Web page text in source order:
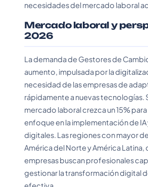
necesidades del mercado laboral
Mercado laboral y
2026
La demanda de Gestores de
aumento, impulsada por la
necesidad de las empresas de
rápidamente a nuevas tecnologías.
mercado laboral crezca un 15%
enfoque en la implementación de IA
digitales. Las regiones con mayor
América del Norte y América Latina,
empresas buscan profesionales
gestionar la transformación digital